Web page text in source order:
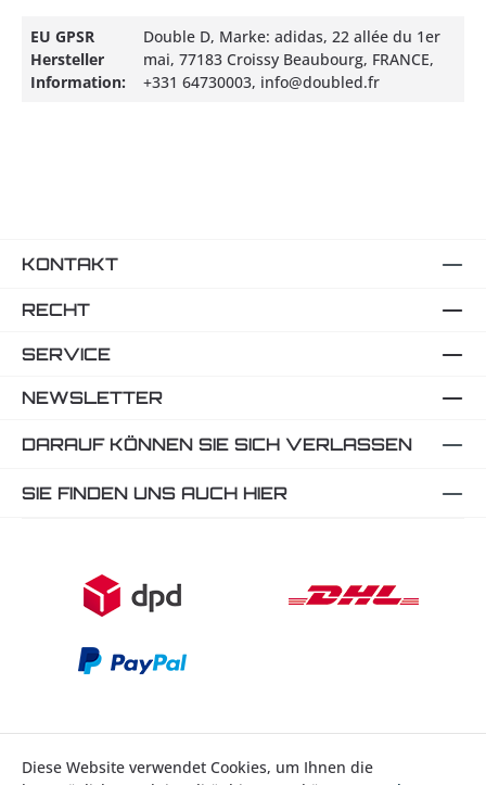
EU GPSR
Hersteller
Information:
Double D, Marke: adidas, 22 allée du 1er
mai, 77183 Croissy Beaubourg, FRANCE,
+331 64730003, info@doubled.fr
KONTAKT
RECHT
SERVICE
NEWSLETTER
DARAUF KÖNNEN SIE SICH VERLASSEN
SIE FINDEN UNS AUCH HIER
Diese Website verwendet Cookies, um Ihnen die